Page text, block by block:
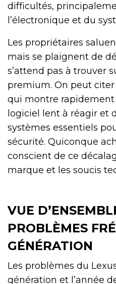
difficultés,
l’électronique et du
Les propriétaires
mais se plaignent de
s’attend pas à trouver
premium. On peut
qui montre rapidement
logiciel lent à réagir et
systèmes essentiels
sécurité. Quiconque
conscient de ce
marque et les soucis
VUE
PROBLÈMES
GÉNÉRATION
Les problèmes du
génération et l’année